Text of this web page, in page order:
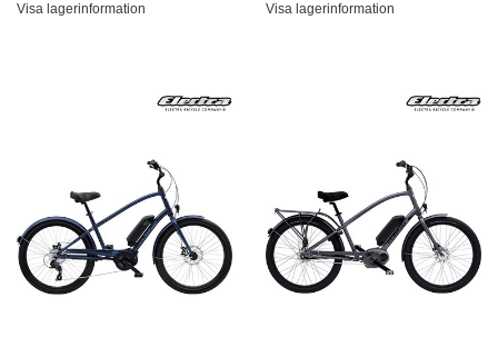
Visa lagerinformation Visa lagerinformation